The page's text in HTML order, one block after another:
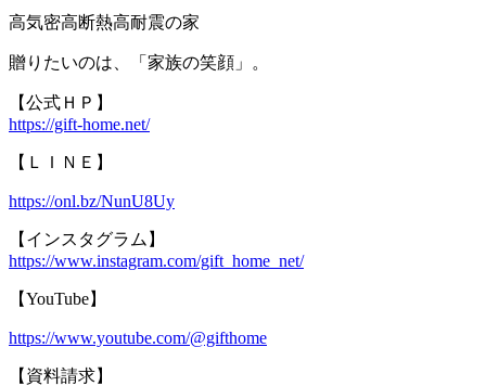
高気密高断熱高耐震の家
贈りたいのは、「家族の笑顔」。
【公式ＨＰ】
https://gift-home.net/
【ＬＩＮＥ】
https://onl.bz/NunU8Uy
【インスタグラム】
https://www.instagram.com/gift_home_net/
【YouTube】
https://www.youtube.com/@gifthome
【資料請求】